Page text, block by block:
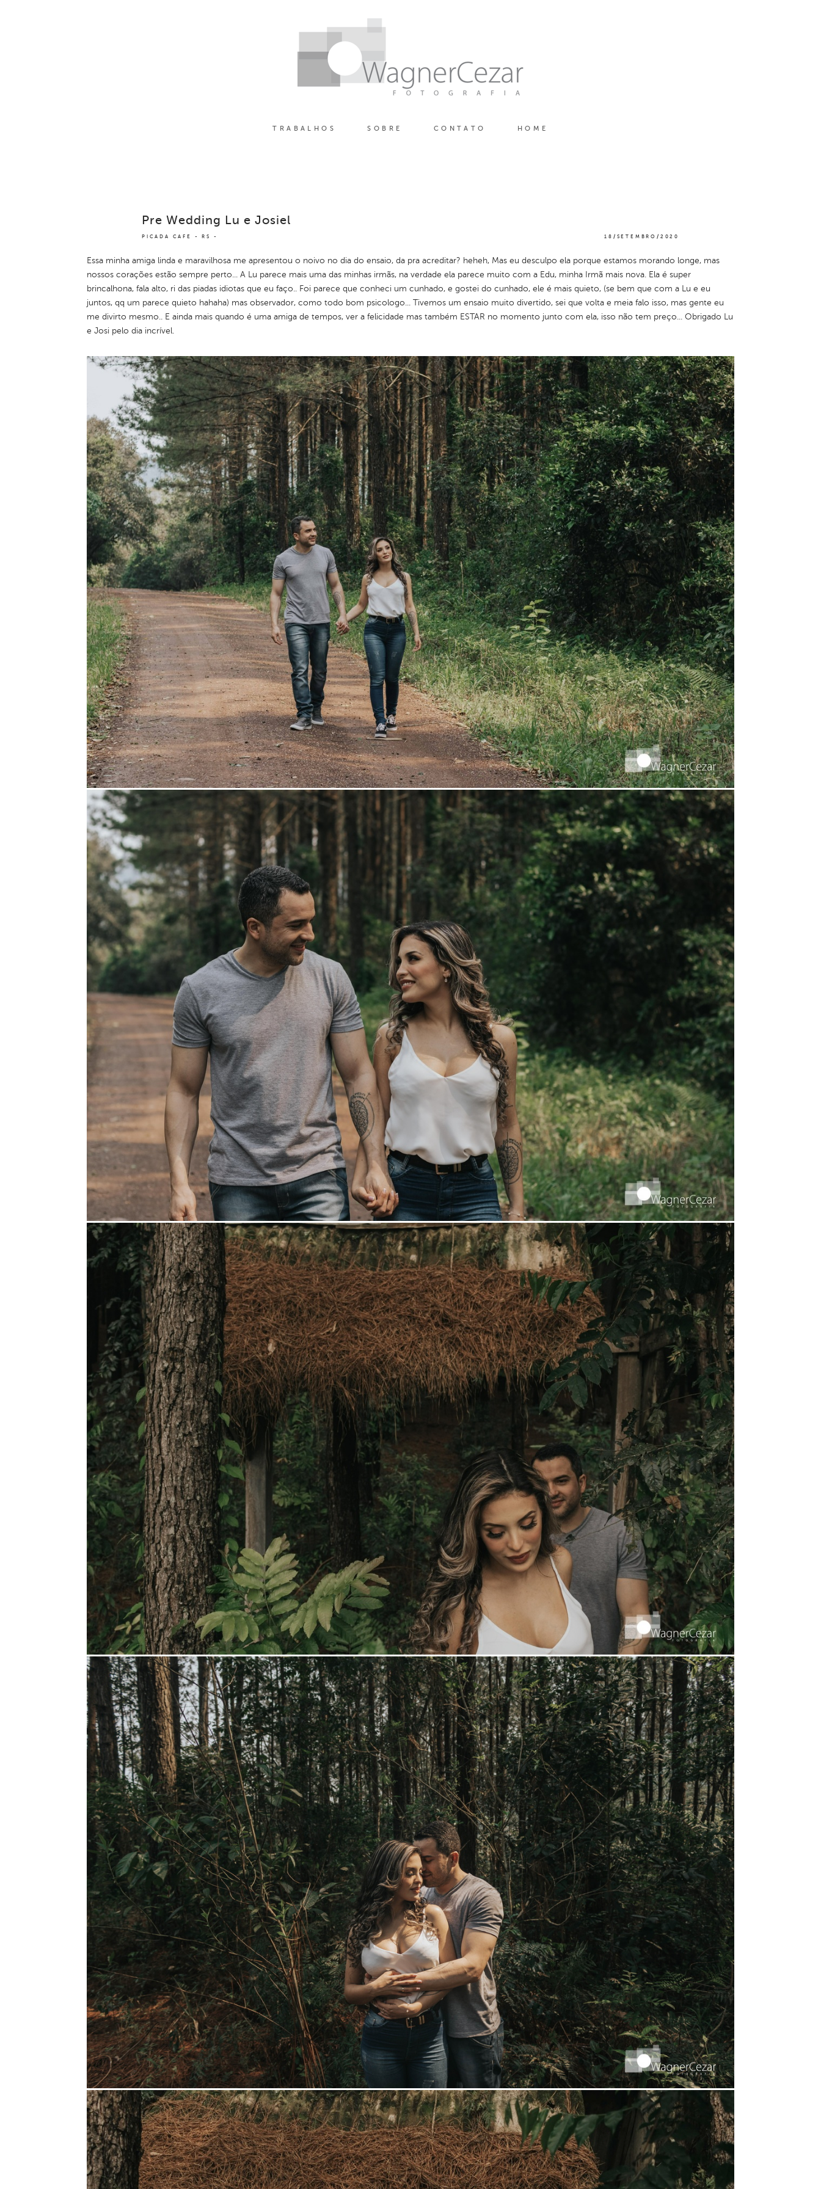
TRABALHOS SOBRE CONTATO HOME
PICADA CAFE - RS 18/SETEMBRO/2020
Pre Wedding Lu e Josiel
Essa minha amiga linda e maravilhosa me apresentou o noivo no dia do ensaio, da pra acreditar? heheh, Mas eu desculpo ela porque estamos morando longe, mas
nossos corações estão sempre perto... A Lu parece mais uma das minhas irmãs, na verdade ela parece muito com a Edu, minha Irmã mais nova. Ela é super
brincalhona, fala alto, ri das piadas idiotas que eu faço.. Foi parece que conheci um cunhado, e gostei do cunhado, ele é mais quieto, (se bem que com a Lu e eu
juntos, qq um parece quieto hahaha) mas observador, como todo bom psicologo... Tivemos um ensaio muito divertido, sei que volta e meia falo isso, mas gente eu
me divirto mesmo.. E ainda mais quando é uma amiga de tempos, ver a felicidade mas também ESTAR no momento junto com ela, isso não tem preço... Obrigado Lu
e Josi pelo dia incrível.